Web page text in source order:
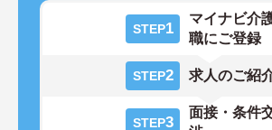
STEP1
マイナビ介
職にご登録
STEP2 求人のご紹
STEP3
面接・条件